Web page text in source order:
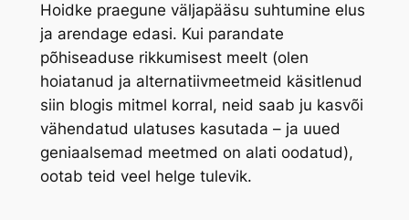
Hoidke praegune väljapääsu suhtumine elus
ja arendage edasi. Kui parandate
põhiseaduse rikkumisest meelt (olen
hoiatanud ja alternatiivmeetmeid käsitlenud
siin blogis mitmel korral, neid saab ju kasvõi
vähendatud ulatuses kasutada – ja uued
geniaalsemad meetmed on alati oodatud),
ootab teid veel helge tulevik.